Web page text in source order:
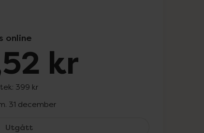
online
kr
399 kr
31 december
UtgåttMake p:rem Safe Me Relief Moisture Green